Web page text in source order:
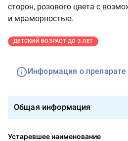
сторон, розового цвета с
и мраморностью.
ДЕТСКИЙ ВОЗРАСТ ДО 3 ЛЕТ
Информация о препарате
Общая информация
Устаревшее наименование